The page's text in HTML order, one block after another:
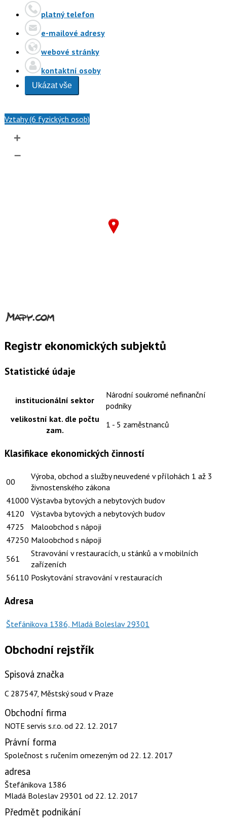
platný telefon
e-mailové adresy
webové stránky
kontaktní osoby
Ukázat vše
Vztahy (6 fyzických osob)
+
–
Registr ekonomických subjektů
Statistické údaje
institucionální sektor
Národní soukromé nefinanční
podniky
velikostní kat. dle počtu
zam.
1 - 5 zaměstnanců
Klasifikace ekonomických činností
00
Výroba, obchod a služby neuvedené v přílohách 1 až 3
živnostenského zákona
41000 Výstavba bytových a nebytových budov
4120
Výstavba bytových a nebytových budov
4725
Maloobchod s nápoji
47250 Maloobchod s nápoji
561
Stravování v restauracích, u stánků a v mobilních
zařízeních
56110 Poskytování stravování v restauracích
Adresa
Štefánikova 1386, Mladá Boleslav 29301
Obchodní rejstřík
Spisová značka
C 287547, Městský soud v Praze
Obchodní firma
NOTE servis s.r.o. od 22. 12. 2017
Právní forma
Společnost s ručením omezeným od 22. 12. 2017
adresa
Štefánikova 1386
Mladá Boleslav 29301 od 22. 12. 2017
Předmět podnikání